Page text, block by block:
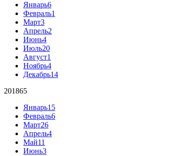
Январь6
Февраль1
Март3
Апрель2
Июнь4
Июль20
Август1
Ноябрь4
Декабрь14
201865
Январь15
Февраль6
Март26
Апрель4
Май11
Июнь3